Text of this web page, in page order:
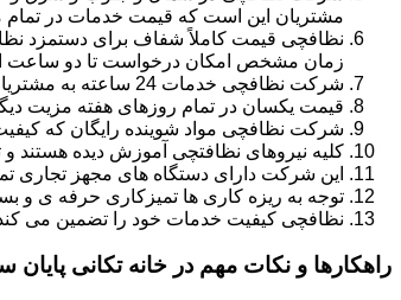
مشتریان این است که قیمت خدمات در
زمان مشخص امکان درخواست تا دو ساعت
شرکت نظافچی خدمات 24 ساعته به مشتریان ارائه می دهد؛ یعنی نیازی نیست برای تمیز کردن منزل یا شرکت حتماً در ساعت کاری درخواست نظافتچی بدهید.
قیمت یکسان در تمام روزهای هفته مزیت
شرکت نظافچی مواد شوینده رایگان که
کلیه نیروهای نظافتچی آموزش دیده هستند
این شرکت دارای دستگاه های مجهز تجاری
توجه به ریزه کاری ها تمیزکاری حرفه ی و
نظافچی کیفیت خدمات خود را تضمین می
راهکارها و نکات مهم در خانه تکانی پایان